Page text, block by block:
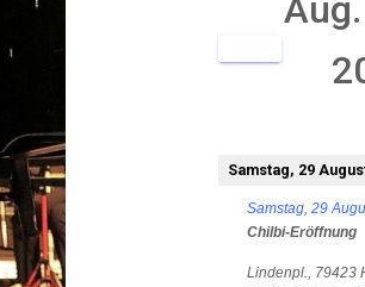
Samstag, 29
Samstag, 29
Chilbi-Eröffnung
Lindenpl., 79423